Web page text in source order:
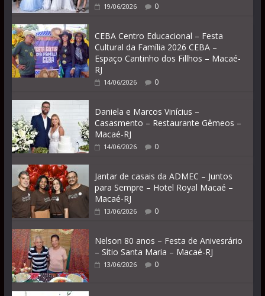
19/06/2026 0
CEBA Centro Educacional – Festa
Cultural da Família 2026 CEBA –
Espaço Cantinho dos Fillhos – Macaé-
RJ
14/06/2026 0
Daniela e Marcos Vinícius –
Casasmento – Restaurante Gêmeos –
Macaé-RJ
14/06/2026 0
Jantar de casais da ADMEC – Juntos
para Sempre – Hotel Royal Macaé –
Macaé-RJ
13/06/2026 0
Nelson 80 anos – Festa de Anivesrário
– Sítio Santa Maria – Macaé-RJ
13/06/2026 0